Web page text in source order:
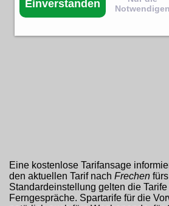
Eine kostenlose Tarifansage
den aktuellen Tarif nach Frechen
Standardeinstellung gelten die
Ferngespräche. Spartarife für die
Einverstanden
Notwendigen